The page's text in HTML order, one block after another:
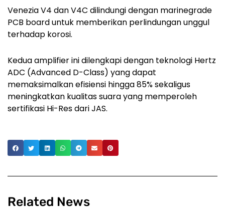
Venezia V4 dan V4C dilindungi dengan marinegrade
PCB board untuk memberikan perlindungan unggul
terhadap korosi.
Kedua amplifier ini dilengkapi dengan teknologi Hertz
ADC (Advanced D-Class) yang dapat
memaksimalkan efisiensi hingga 85% sekaligus
meningkatkan kualitas suara yang memperoleh
sertifikasi Hi-Res dari JAS.
Related News